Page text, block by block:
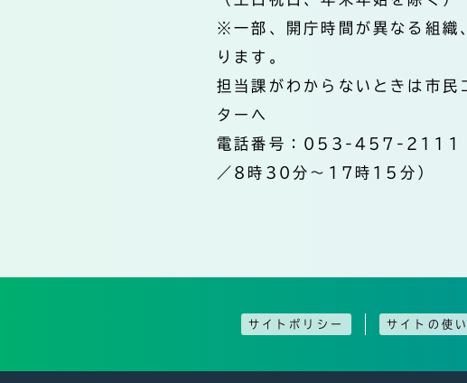
※一部、開庁時間が異なる組織
ります。
担当課がわからないときは市民
ターへ
電話番号：053-457-2111
／8時30分～17時15分）
サイトポリシー サイトの使